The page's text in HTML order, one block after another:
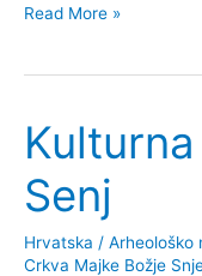
Vodič
kulturnu
kulturno-
povijesne
znamenitosti
Krka
Read More »
Senj
Hrvatska / Arheološko
Crkva Majke Božje